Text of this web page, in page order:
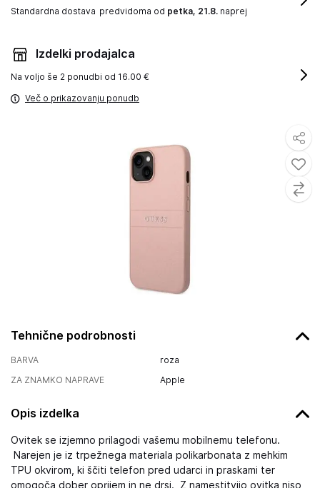
Tehnične podrobnosti
BARVA
roza
ZA ZNAMKO NAPRAVE
Apple
Opis izdelka
Ovitek se izjemno prilagodi vašemu mobilnemu telefonu.
Narejen je iz trpežnega materiala polikarbonata z mehkim
TPU okvirom, ki ščiti telefon pred udarci in praskami ter
omogoča dober oprijem in ne drsi. Z namestitvijo ovitka niso
Standardna dostava predvidoma od petka, 21.8. naprej
Izdelki prodajalca
Na voljo še 2 ponudbi od 16.00 €
Več o prikazovanju ponudb